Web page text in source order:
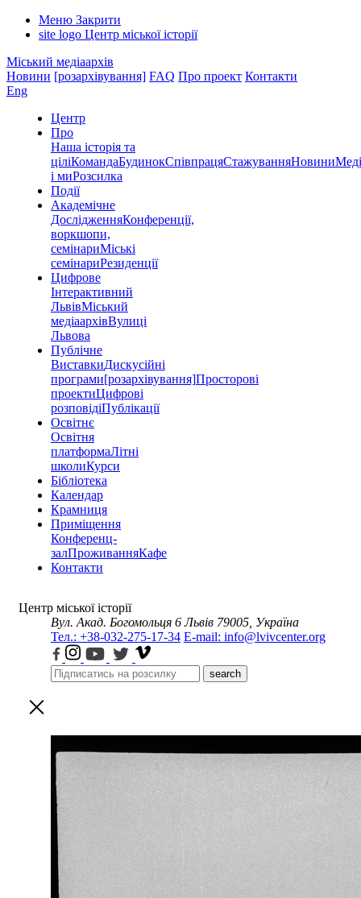
Меню Закрити
site logo Центр міської історії
Міський медіаархів
Новини [розархівування] FAQ Про проект Контакти
Eng
Центр
Про
Наша історія та
ціліКомандаБудинокСпівпрацяСтажуванняНовини
і миРозсилка
Події
Академічне
ДослідженняКонференції,
воркшопи,
семінариМіські
семінариРезиденції
Цифрове
Інтерактивний
ЛьвівМіський
медіаархівВулиці
Львова
Публічне
ВиставкиДискусійні
програми[розархівування]Просторові
проектиЦифрові
розповідіПублікації
Освітнє
Освітня
платформаЛітні
школиКурси
Бібліотека
Календар
Крамниця
Приміщення
Конференц-
залПроживанняКафе
Контакти
Центр міської історії
Вул. Акад. Богомольця 6 Львів 79005, Україна
Тел.: +38-032-275-17-34 E-mail: info@lvivcenter.org
search